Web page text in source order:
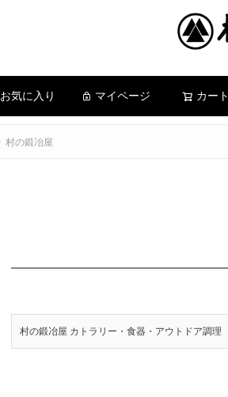
お気に入り マイページ カート
村の鍛冶屋
村の鍛冶屋 カトラリー・食器・アウトドア調理